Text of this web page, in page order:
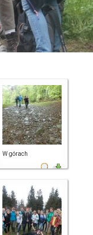
W górach